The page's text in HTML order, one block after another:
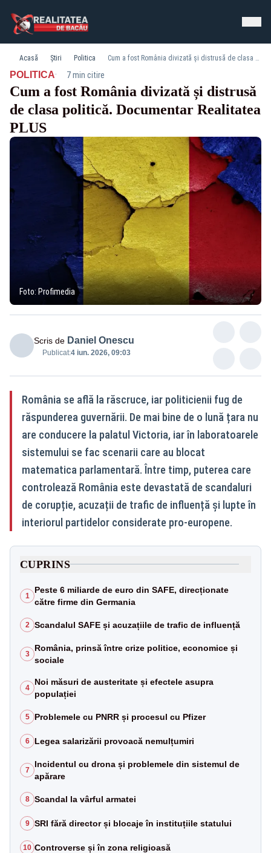
Acasă Știri Politica Cum a fost România divizată și distrusă de clasa politică. Documentar Realitatea PLUS
POLITICA· 7 min citire
Cum a fost România divizată și distrusă
de clasa politică. Documentar Realitatea
PLUS
Foto: Profimedia
Scris de Daniel Onescu
Publicat:4 iun. 2026, 09:03
România se află la răscruce, iar politicienii fug de
răspunderea guvernării. De mai bine de o lună țara nu
are conducere la palatul Victoria, iar în laboratoarele
sistemului se fac scenarii care au blocat
matematica parlamentară. Între timp, puterea care
controlează România este devastată de scandaluri
de corupție, acuzații de trafic de influență și lupte în
interiorul partidelor considerate pro-europene.
CUPRINS
1
Peste 6 miliarde de euro din SAFE, direcționate
către firme din Germania
2 Scandalul SAFE și acuzațiile de trafic de influență
3
România, prinsă între crize politice, economice și
sociale
4
Noi măsuri de austeritate și efectele asupra
populației
5 Problemele cu PNRR și procesul cu Pfizer
6 Legea salarizării provoacă nemulțumiri
7
Incidentul cu drona și problemele din sistemul de
apărare
8 Scandal la vârful armatei
9 SRI fără director și blocaje în instituțiile statului
10 Controverse și în zona religioasă